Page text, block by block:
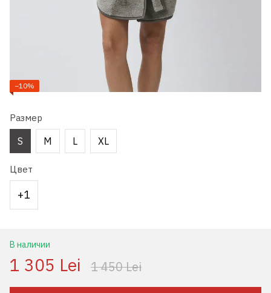
−10%
Размер
S M L XL
Цвет
+1
В наличии
1 305 Lei 1 450 Lei